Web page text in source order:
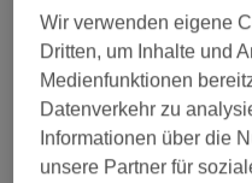
20 Min.Details anzeigen
5 weitere passende
Nicht gefunden wonach du
Alle Services
Wir verwenden eigene
Dritten, um Inhalte und
Medienfunktionen
Datenverkehr zu
Informationen über die
unsere Partner für